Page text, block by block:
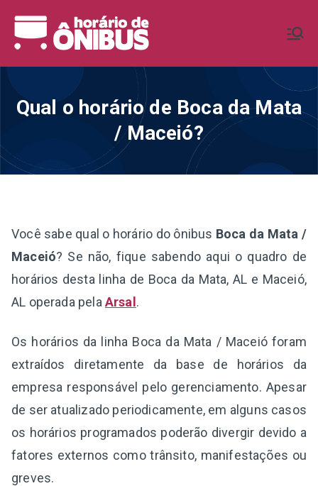
para
Ônibus BR
Horários de Ônibus de todo o
Qual o horário de Boca da Mata
/ Maceió?
Você sabe qual o horário do ônibus Boca da Mata /
Maceió? Se não, fique sabendo aqui o quadro de
horários desta linha de Boca da Mata, AL e Maceió,
AL operada pela Arsal.
Os horários da linha Boca da Mata / Maceió foram
extraídos diretamente da base de horários da
empresa responsável pelo gerenciamento. Apesar
de ser atualizado periodicamente, em alguns casos
os horários programados poderão divergir devido a
fatores externos como trânsito, manifestações ou
greves.